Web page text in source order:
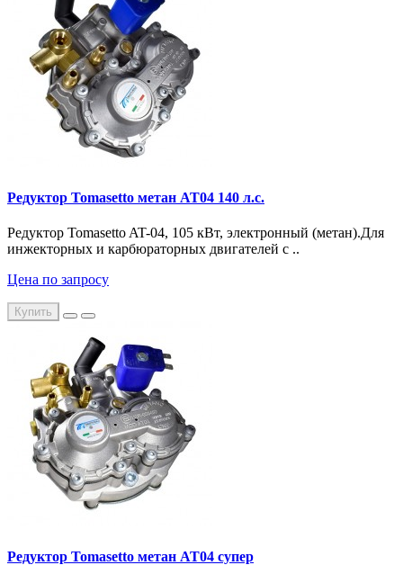
Редуктор Tomasetto метан AT04 140 л.с.
Редуктор Tomasetto AT-04, 105 кВт, электронный (метан).Для
инжекторных и карбюраторных двигателей с ..
Цена по запросу
Купить
Редуктор Tomasetto метан AT04 супер